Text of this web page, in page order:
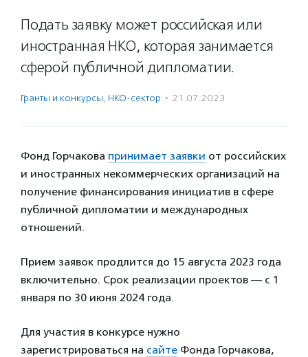
Подать заявку может российская или
иностранная НКО, которая занимается
сферой публичной дипломатии.
Гранты и конкурсы, НКО-сектор · 21.07.2023
Фонд Горчакова принимает заявки от российских
и иностранных некоммерческих организаций на
получение финансирования инициатив в сфере
публичной дипломатии и международных
отношений.
Прием заявок продлится до 15 августа 2023 года
включительно. Срок реализации проектов — с 1
января по 30 июня 2024 года.
Для участия в конкурсе нужно
зарегистрироваться на сайте Фонда Горчакова,